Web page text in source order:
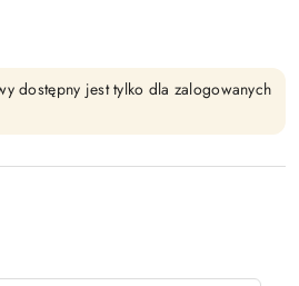
dostępny jest tylko dla zalogowanych